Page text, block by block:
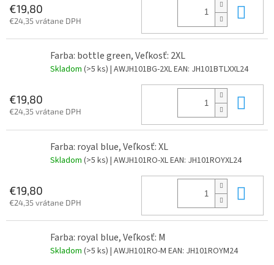
€19,80
€24,35 vrátane DPH
Farba: bottle green, Veľkosť: 2XL
Skladom (>5 ks) | AWJH101BG-2XLEAN: JH101BTLXXL24
€19,80
€24,35 vrátane DPH
Farba: royal blue, Veľkosť: XL
Skladom (>5 ks) | AWJH101RO-XLEAN: JH101ROYXL24
€19,80
€24,35 vrátane DPH
Farba: royal blue, Veľkosť: M
Skladom (>5 ks) | AWJH101RO-M EAN: JH101ROYM24